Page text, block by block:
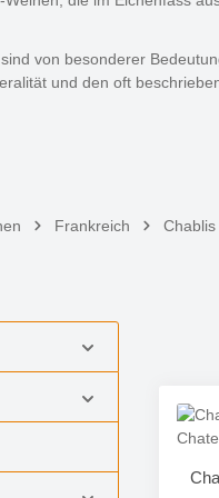
von besonderer
und den oft
Frankreich Chablis